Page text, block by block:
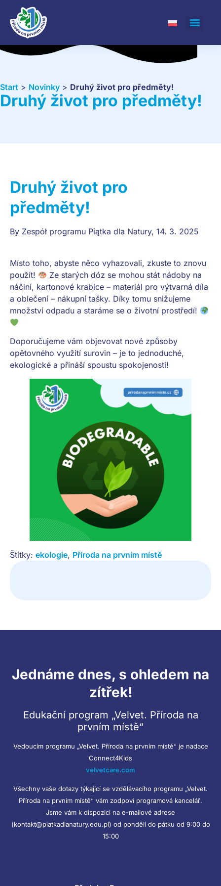
Start > Novinky > Druhý život pro předměty!
Druhý život pro předměty!
Druhý život pro
předměty!
By Zespół programu Piątka dla Natury, 14. 3. 2025
Místo toho, abyste něco vyhazovali, zkuste to znovu
použít!
Ze starých dóz se mohou stát nádoby na
náčiní, kartonové krabice – materiál pro výtvarná díla
a oblečení – nákupní tašky. Díky tomu snižujeme
množství odpadu a staráme se o životní prostředí!
Doporučujeme vám objevovat nové způsoby
opětovného využití surovin – je to jednoduché,
ekologické a přináší spoustu spokojenosti!
Štítky: ekologie, Příroda na prvním místě
Jednáme dnes, s ohledem na
zítřek!
Edukační program „Velvet. Příroda na
prvním místě“
Vedoucím programu „Velvet. Příroda na prvním místě“ je nadace
Connect4Kids
velvetcare.com
Všechny vaše dotazy týkající se vzdělávacího programu „Velvet.
Příroda na prvním místě“ vám zodpoví programová kancelář.
Jsme vám k dispozici na e-mailové adrese
(kontakt@piatkadlanatury.edu.pl) od pondělí do pátku od 9:00 do
15:00